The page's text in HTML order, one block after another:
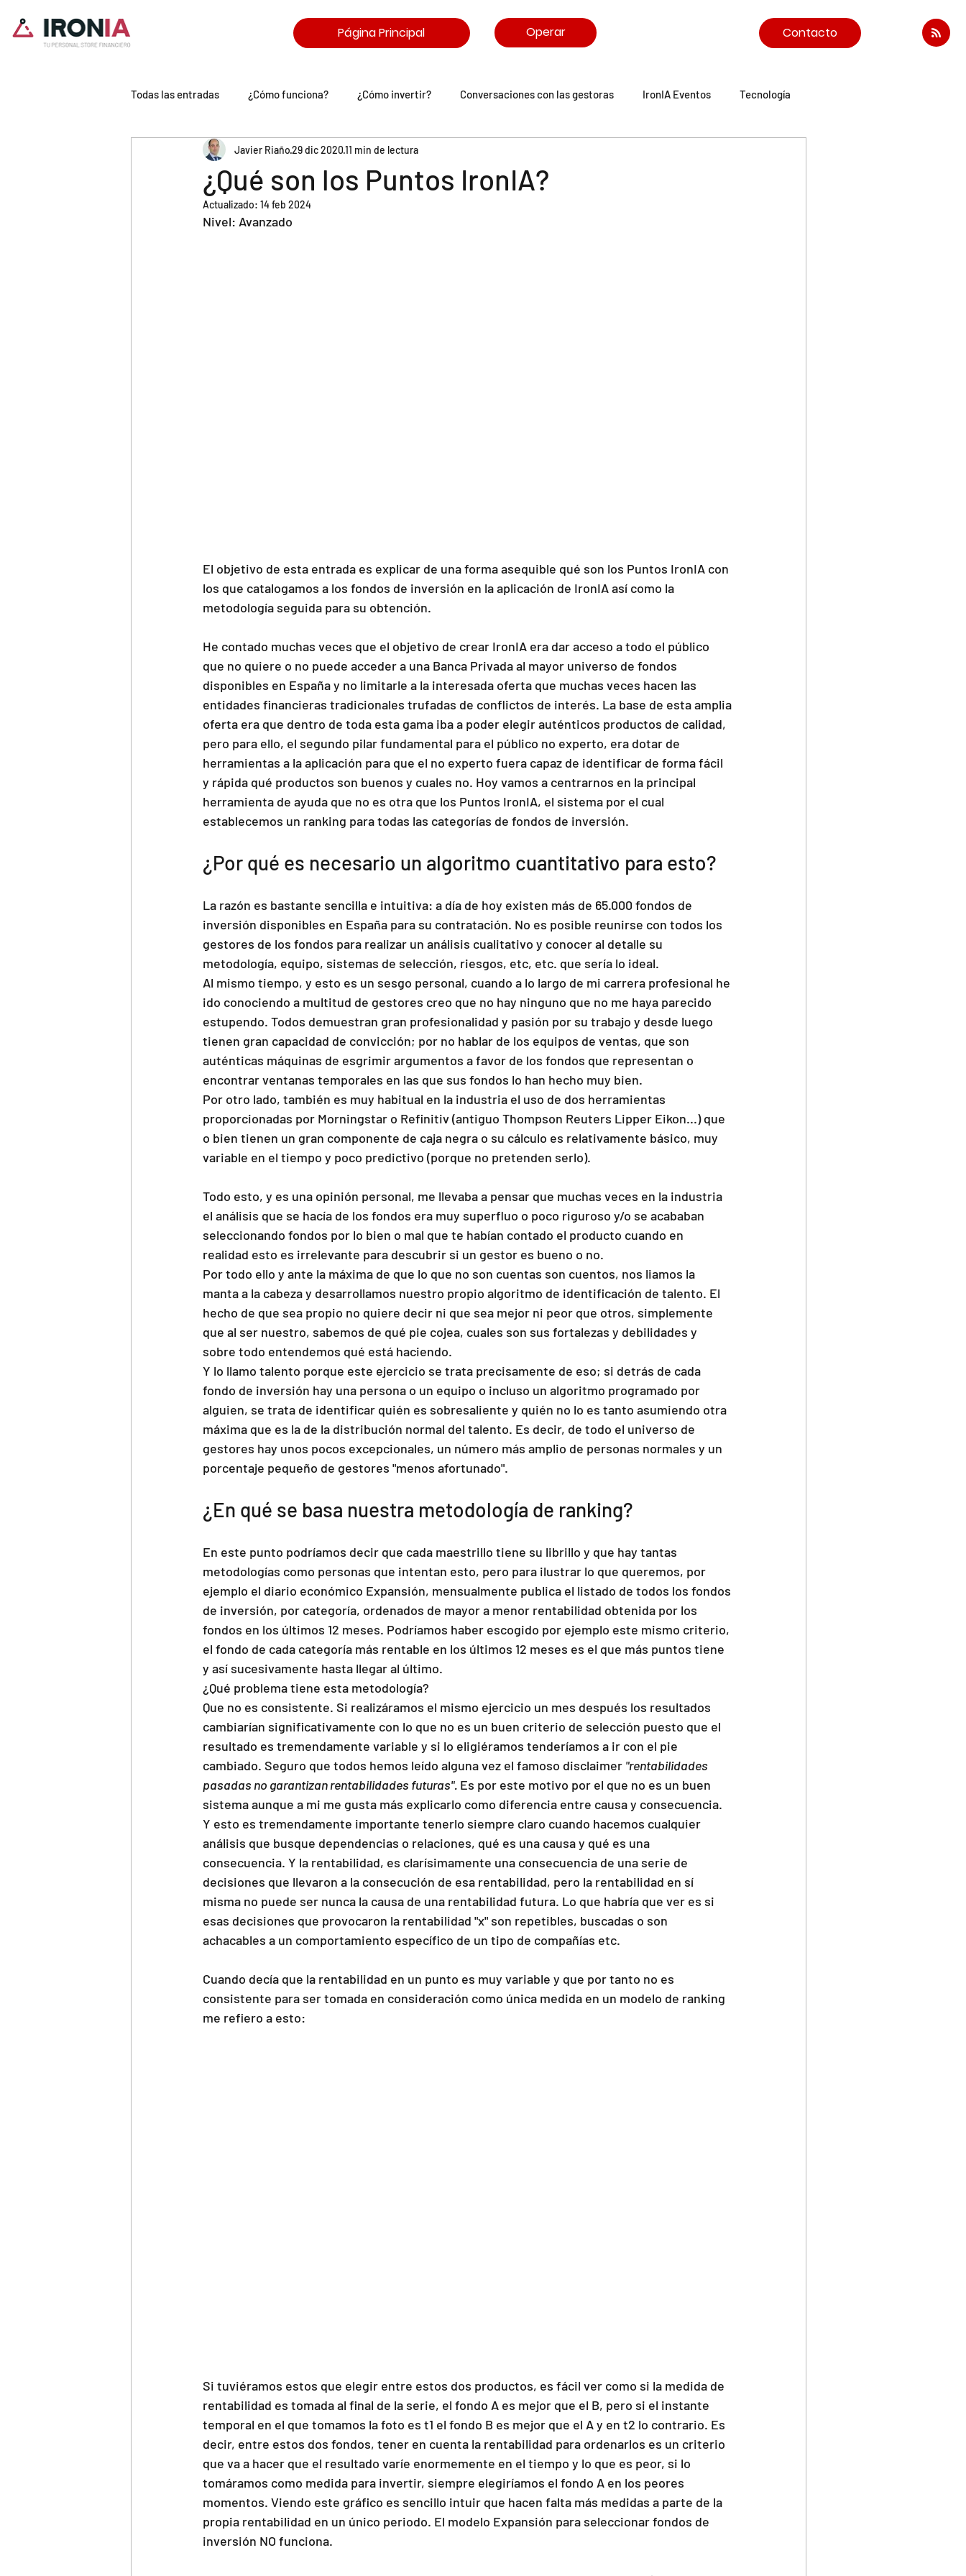
Página Principal Operar Contacto
Todas las entradas ¿Cómo funciona? ¿Cómo invertir? Conversaciones con las gestoras IronIA Eventos Tecnología
Tecnología IronIA Universo Parasitrón Comunidad IronIA
¿Qué son los Puntos IronIA?
Javier Riaño29 dic 202011 min de lectura
Actualizado: 14 feb 2024
Nivel: Avanzado
El objetivo de esta entrada es explicar de una forma asequible qué son los Puntos IronIA con
los que catalogamos a los fondos de inversión en la aplicación de IronIA así como la
metodología seguida para su obtención.
He contado muchas veces que el objetivo de crear IronIA era dar acceso a todo el público
que no quiere o no puede acceder a una Banca Privada al mayor universo de fondos
disponibles en España y no limitarle a la interesada oferta que muchas veces hacen las
entidades financieras tradicionales trufadas de conflictos de interés. La base de esta amplia
oferta era que dentro de toda esta gama iba a poder elegir auténticos productos de calidad,
pero para ello, el segundo pilar fundamental para el público no experto, era dotar de
herramientas a la aplicación para que el no experto fuera capaz de identificar de forma fácil
y rápida qué productos son buenos y cuales no. Hoy vamos a centrarnos en la principal
herramienta de ayuda que no es otra que los Puntos IronIA, el sistema por el cual
establecemos un ranking para todas las categorías de fondos de inversión.
¿Por qué es necesario un algoritmo cuantitativo para esto?
La razón es bastante sencilla e intuitiva: a día de hoy existen más de 65.000 fondos de
inversión disponibles en España para su contratación. No es posible reunirse con todos los
gestores de los fondos para realizar un análisis cualitativo y conocer al detalle su
metodología, equipo, sistemas de selección, riesgos, etc, etc. que sería lo ideal.
Al mismo tiempo, y esto es un sesgo personal, cuando a lo largo de mi carrera profesional he
ido conociendo a multitud de gestores creo que no hay ninguno que no me haya parecido
estupendo. Todos demuestran gran profesionalidad y pasión por su trabajo y desde luego
tienen gran capacidad de convicción; por no hablar de los equipos de ventas, que son
auténticas máquinas de esgrimir argumentos a favor de los fondos que representan o
encontrar ventanas temporales en las que sus fondos lo han hecho muy bien.
Por otro lado, también es muy habitual en la industria el uso de dos herramientas
proporcionadas por Morningstar o Refinitiv (antiguo Thompson Reuters Lipper Eikon...) que
o bien tienen un gran componente de caja negra o su cálculo es relativamente básico, muy
variable en el tiempo y poco predictivo (porque no pretenden serlo).
Todo esto, y es una opinión personal, me llevaba a pensar que muchas veces en la industria
el análisis que se hacía de los fondos era muy superfluo o poco riguroso y/o se acababan
seleccionando fondos por lo bien o mal que te habían contado el producto cuando en
realidad esto es irrelevante para descubrir si un gestor es bueno o no.
Por todo ello y ante la máxima de que lo que no son cuentas son cuentos, nos liamos la
manta a la cabeza y desarrollamos nuestro propio algoritmo de identificación de talento. El
hecho de que sea propio no quiere decir ni que sea mejor ni peor que otros, simplemente
que al ser nuestro, sabemos de qué pie cojea, cuales son sus fortalezas y debilidades y
sobre todo entendemos qué está haciendo.
Y lo llamo talento porque este ejercicio se trata precisamente de eso; si detrás de cada
fondo de inversión hay una persona o un equipo o incluso un algoritmo programado por
alguien, se trata de identificar quién es sobresaliente y quién no lo es tanto asumiendo otra
máxima que es la de la distribución normal del talento. Es decir, de todo el universo de
gestores hay unos pocos excepcionales, un número más amplio de personas normales y un
porcentaje pequeño de gestores "menos afortunado".
¿En qué se basa nuestra metodología de ranking?
En este punto podríamos decir que cada maestrillo tiene su librillo y que hay tantas
metodologías como personas que intentan esto, pero para ilustrar lo que queremos, por
ejemplo el diario económico Expansión, mensualmente publica el listado de todos los fondos
de inversión, por categoría, ordenados de mayor a menor rentabilidad obtenida por los
fondos en los últimos 12 meses. Podríamos haber escogido por ejemplo este mismo criterio,
el fondo de cada categoría más rentable en los últimos 12 meses es el que más puntos tiene
y así sucesivamente hasta llegar al último.
¿Qué problema tiene esta metodología?
Que no es consistente. Si realizáramos el mismo ejercicio un mes después los resultados
cambiarían significativamente con lo que no es un buen criterio de selección puesto que el
resultado es tremendamente variable y si lo eligiéramos tenderíamos a ir con el pie
cambiado. Seguro que todos hemos leído alguna vez el famoso disclaimer "rentabilidades
pasadas no garantizan rentabilidades futuras". Es por este motivo por el que no es un buen
sistema aunque a mi me gusta más explicarlo como diferencia entre causa y consecuencia.
Y esto es tremendamente importante tenerlo siempre claro cuando hacemos cualquier
análisis que busque dependencias o relaciones, qué es una causa y qué es una
consecuencia. Y la rentabilidad, es clarísimamente una consecuencia de una serie de
decisiones que llevaron a la consecución de esa rentabilidad, pero la rentabilidad en sí
misma no puede ser nunca la causa de una rentabilidad futura. Lo que habría que ver es si
esas decisiones que provocaron la rentabilidad "x" son repetibles, buscadas o son
achacables a un comportamiento específico de un tipo de compañías etc.
Cuando decía que la rentabilidad en un punto es muy variable y que por tanto no es
consistente para ser tomada en consideración como única medida en un modelo de ranking
me refiero a esto:
Si tuviéramos estos que elegir entre estos dos productos, es fácil ver como si la medida de
rentabilidad es tomada al final de la serie, el fondo A es mejor que el B, pero si el instante
temporal en el que tomamos la foto es t1 el fondo B es mejor que el A y en t2 lo contrario. Es
decir, entre estos dos fondos, tener en cuenta la rentabilidad para ordenarlos es un criterio
que va a hacer que el resultado varíe enormemente en el tiempo y lo que es peor, si lo
tomáramos como medida para invertir, siempre elegiríamos el fondo A en los peores
momentos. Viendo este gráfico es sencillo intuir que hacen falta más medidas a parte de la
propia rentabilidad en un único periodo. El modelo Expansión para seleccionar fondos de
inversión NO funciona.